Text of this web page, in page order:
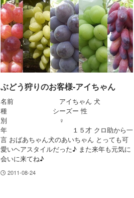
ぶどう狩りのお客様-アイちゃん
名前 アイちゃん 犬
種 シーズー 性
別 ♀
年 １５才 クロ助から一
言 おばあちゃん犬のあいちゃん とっても可
愛いヘアスタイルだった♪ また来年も元気に
会いに来てね♪
2011-08-24